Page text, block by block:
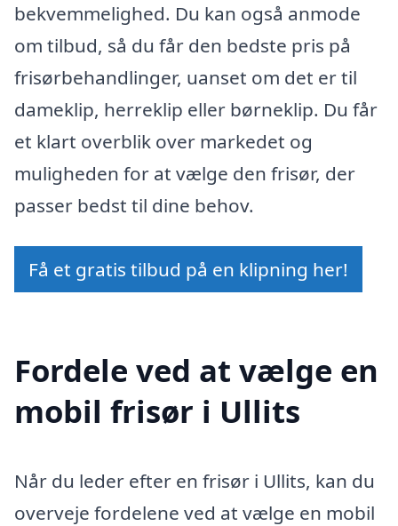
bekvemmelighed. Du kan også anmode
om tilbud, så du får den bedste pris på
frisørbehandlinger, uanset om det er til
dameklip, herreklip eller børneklip. Du får
et klart overblik over markedet og
muligheden for at vælge den frisør, der
passer bedst til dine behov.
Få et gratis tilbud på en klipning her!
Fordele ved at vælge en
mobil frisør i Ullits
Når du leder efter en frisør i Ullits, kan du
overveje fordelene ved at vælge en mobil